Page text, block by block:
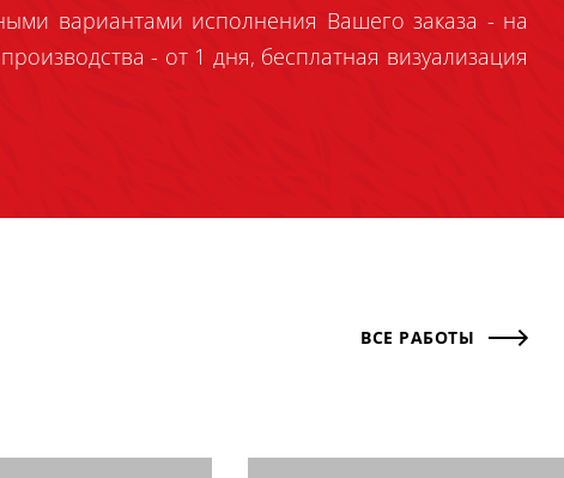
вариантами исполнения Вашего заказа - на
- от 1 дня, бесплатная визуализация
ВСЕ РАБОТЫ